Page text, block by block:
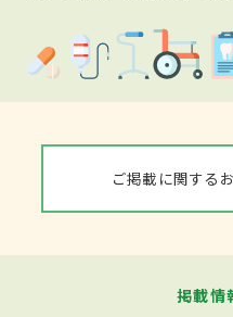
ご掲載に関する
掲載情